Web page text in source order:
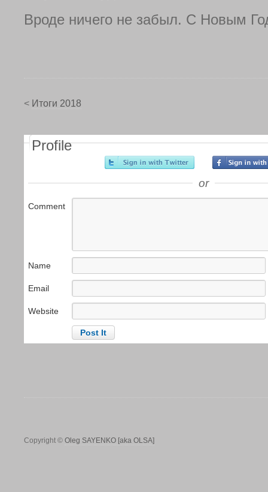
Вроде ничего не забыл. С Новым
< Итоги 2018
Profile
or
Comment
Name
Email
Website
Copyright © Oleg SAYENKO [aka OLSA]